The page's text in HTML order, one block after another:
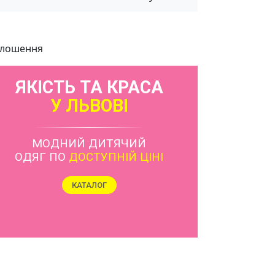
ЯКІСТЬ ТА КРАСА
У ЛЬВОВІ
МОДНИЙ ДИТЯЧИЙ
ОДЯГ ПО ДОСТУПНІЙ ЦІНІ
КАТАЛОГ